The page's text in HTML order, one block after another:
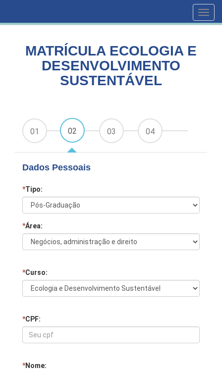
MATRÍCULA ECOLOGIA E DESENVOLVIMENTO SUSTENTÁVEL
MATRÍCULA ECOLOGIA E
DESENVOLVIMENTO
SUSTENTÁVEL
01 02 03 04
Dados Pessoais
*Tipo:
*Área:
*Curso:
*CPF:
*Nome: